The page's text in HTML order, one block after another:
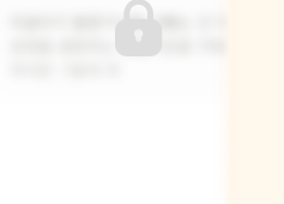
감정을 표현하는 방법이었을 거예요.